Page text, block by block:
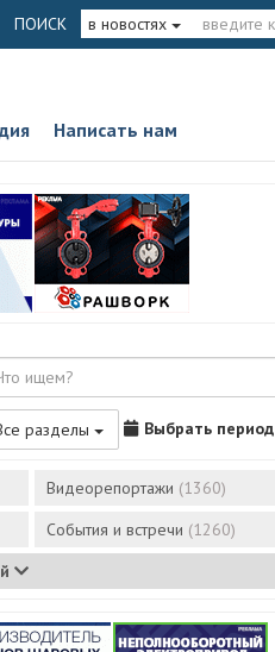
ПОИСК в новостях
Написать нам
разделы Выбрать период
Видеорепортажи (1360)
События и встречи (1260)